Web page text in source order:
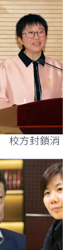
校方封鎖消